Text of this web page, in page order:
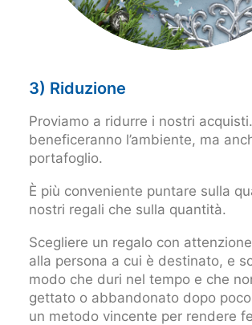
3) Riduzione
Proviamo a ridurre i nostri
beneficeranno l’ambiente, ma
portafoglio.
È più conveniente puntare sulla
nostri regali che sulla quantità.
Scegliere un regalo con
alla persona a cui è destinato, e
modo che duri nel tempo e che
gettato o abbandonato dopo
un metodo vincente per rendere